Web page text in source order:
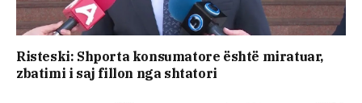
Risteski: Shporta konsumatore është miratuar,
zbatimi i saj fillon nga shtatori